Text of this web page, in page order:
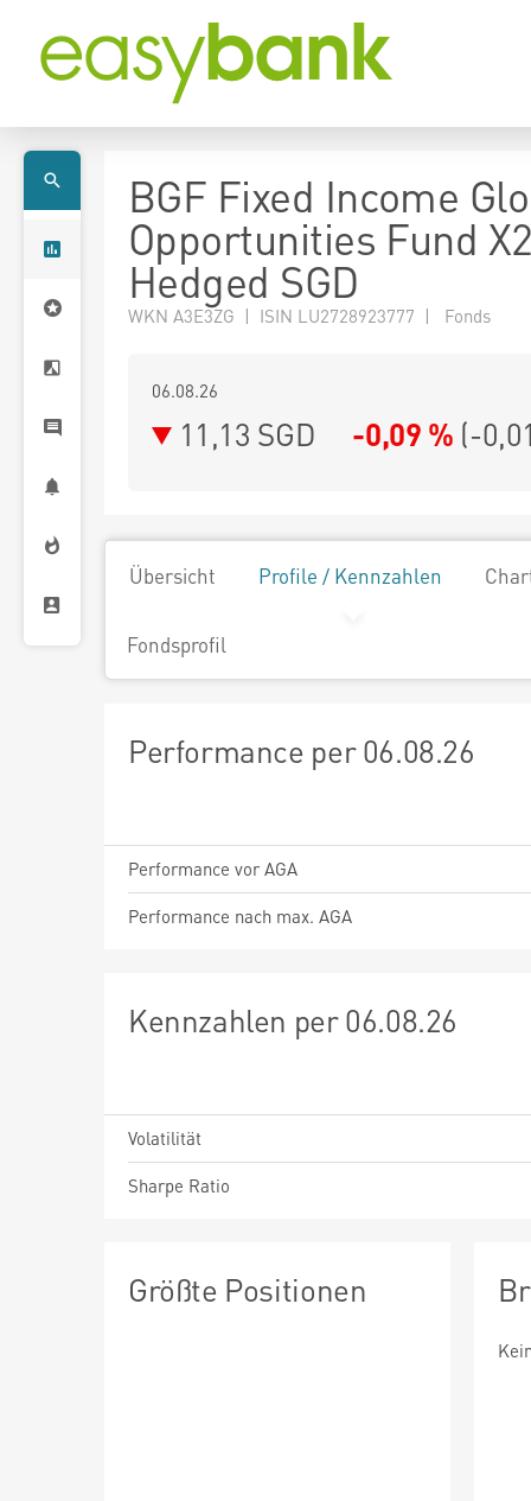
BGF Fixed Income
Opportunities Fund
Hedged SGD
WKN A3E3ZG | ISIN LU2728923777 | Fonds
06.08.26
11,13 SGD -0,09 % (-
Übersicht Profile / Kennzahlen
Fondsprofil
Performance per 06.08.26
Performance vor AGA
Performance nach max. AGA
Kennzahlen per 06.08.26
Volatilität
Sharpe Ratio
Größte Positionen